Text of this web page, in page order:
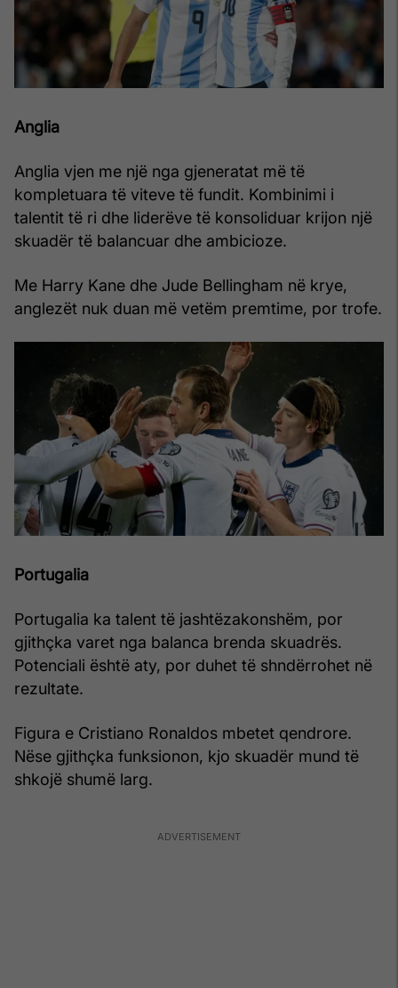
Anglia
Anglia vjen me një nga gjeneratat më të
kompletuara të viteve të fundit. Kombinimi i
talentit të ri dhe liderëve të konsoliduar krijon një
skuadër të balancuar dhe ambicioze.
Me Harry Kane dhe Jude Bellingham në krye,
anglezët nuk duan më vetëm premtime, por trofe.
Portugalia
Portugalia ka talent të jashtëzakonshëm, por
gjithçka varet nga balanca brenda skuadrës.
Potenciali është aty, por duhet të shndërrohet në
rezultate.
Figura e Cristiano Ronaldos mbetet qendrore.
Nëse gjithçka funksionon, kjo skuadër mund të
shkojë shumë larg.